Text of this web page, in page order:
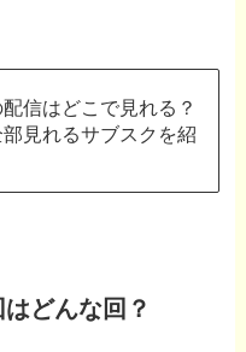
信はどこで見れる？
見れるサブスクを紹
どんな回？